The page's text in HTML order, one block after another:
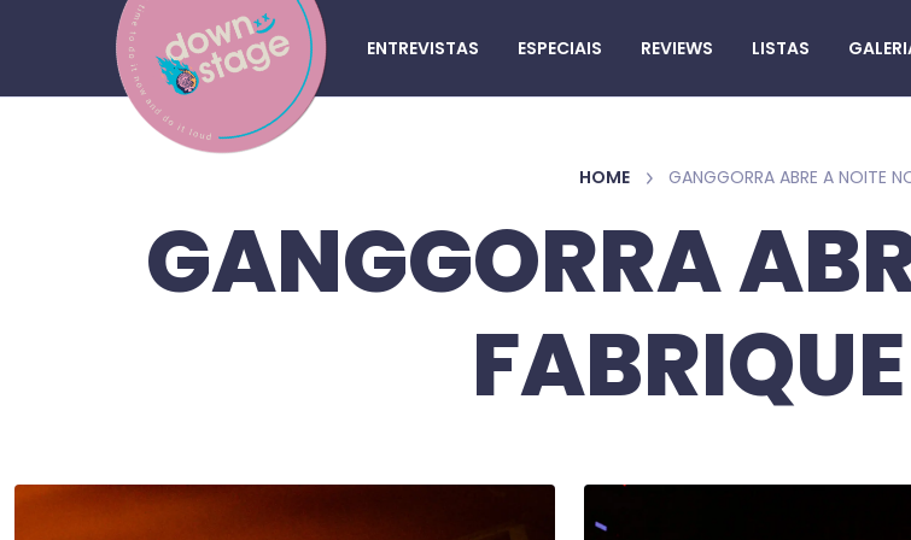
ENTREVISTAS ESPECIAIS REVIEWS LISTAS
HOME GANGGORRA ABRE A NOITE
GANGGORRA